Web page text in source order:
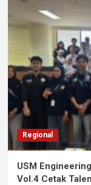
Regional
USM
Vol.4 Cetak